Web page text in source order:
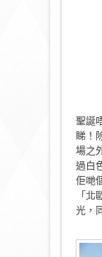
聖誕
睇！
場之
過白
佢哋
「
光，